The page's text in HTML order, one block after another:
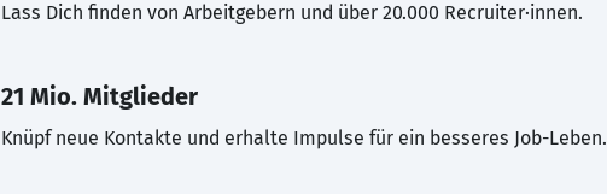
Lass Dich finden von Arbeitgebern und über 20.000 Recruiter·innen.
21 Mio. Mitglieder
Knüpf neue Kontakte und erhalte Impulse für ein besseres Job-Leben.